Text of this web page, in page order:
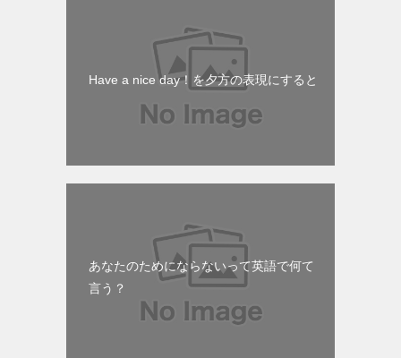
Have a nice day！を夕方の表現にすると
あなたのためにならないって英語で何て
言う？